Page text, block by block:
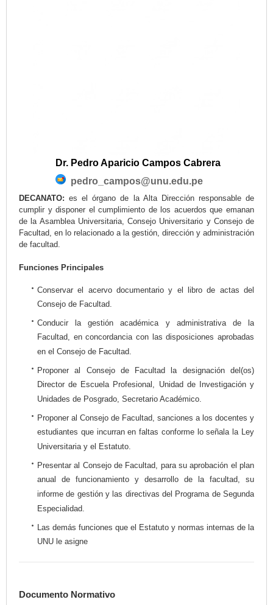
Dr. Pedro Aparicio Campos Cabrera
pedro_campos@unu.edu.pe
DECANATO: es el órgano de la Alta Dirección responsable de
cumplir y disponer el cumplimiento de los acuerdos que emanan
de la Asamblea Universitaria, Consejo Universitario y Consejo de
Facultad, en lo relacionado a la gestión, dirección y administración
de facultad.
Funciones Principales
Conservar el acervo documentario y el libro de actas del
Consejo de Facultad.
Conducir la gestión académica y administrativa de la
Facultad, en concordancia con las disposiciones aprobadas
en el Consejo de Facultad.
Proponer al Consejo de Facultad la designación del(os)
Director de Escuela Profesional, Unidad de Investigación y
Unidades de Posgrado, Secretario Académico.
Proponer al Consejo de Facultad, sanciones a los docentes y
estudiantes que incurran en faltas conforme lo señala la Ley
Universitaria y el Estatuto.
Presentar al Consejo de Facultad, para su aprobación el plan
anual de funcionamiento y desarrollo de la facultad, su
informe de gestión y las directivas del Programa de Segunda
Especialidad.
Las demás funciones que el Estatuto y normas internas de la
UNU le asigne
Documento Normativo